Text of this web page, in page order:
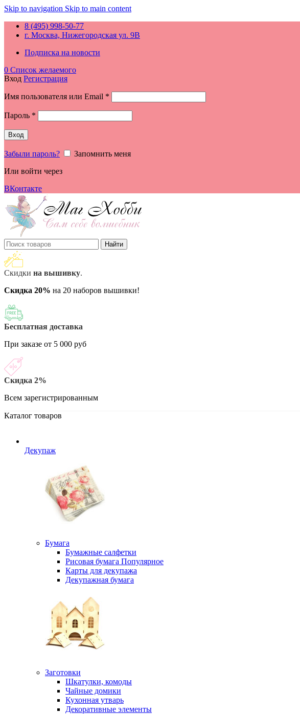
Skip to navigation Skip to main content
8 (495) 998-50-77
г. Москва, Нижегородская ул. 9В
Подписка на новости
0 Список желаемого
Вход Регистрация
Имя пользователя или Email *
Пароль *
Вход
Забыли пароль?
Запомнить меня
Или войти через
ВКонтакте
Найти
Скидки на вышивку.
Скидка 20% на 20 наборов вышивки!
Бесплатная доставка
При заказе от 5 000 руб
Скидка 2%
Всем зарегистрированным
Каталог товаров
Декупаж
Бумага
Бумажные салфетки
Рисовая бумага Популярное
Карты для декупажа
Декупажная бумага
Заготовки
Шкатулки, комоды
Чайные домики
Кухонная утварь
Декоративные элементы